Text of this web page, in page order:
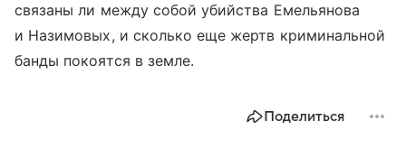
связаны ли между собой убийства Емельянова
и Назимовых, и сколько еще жертв криминальной
банды покоятся в земле.
Поделиться